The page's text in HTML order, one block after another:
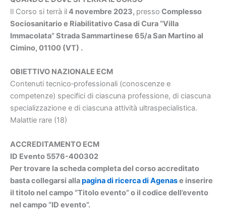
Il Corso si terrà il4 novembre 2023, presso Complesso
Sociosanitario e Riabilitativo Casa di Cura “Villa
Immacolata” Strada Sammartinese 65/a San Martino al
Cimino, 01100 (VT) .
OBIETTIVO NAZIONALE ECM
Contenuti tecnico‐professionali (conoscenze e
competenze) specifici di ciascuna professione, di ciascuna
specializzazione e di ciascuna attività ultraspecialistica.
Malattie rare (18)
ACCREDITAMENTO ECM
ID Evento 5576-400302
Per trovare la scheda completa del corso accreditato
basta collegarsi allapagina di ricerca di Agenase inserire
il titolo nel campo “Titolo evento” o il codice dell’evento
nel campo “ID evento”.